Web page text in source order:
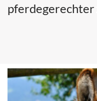
pferdegerechter